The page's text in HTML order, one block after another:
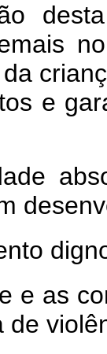
e
e as
de